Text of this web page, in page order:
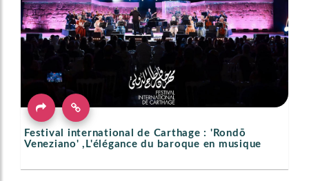
Festival international de Carthage : 'Rondō
Veneziano' ,L'élégance du baroque en musique